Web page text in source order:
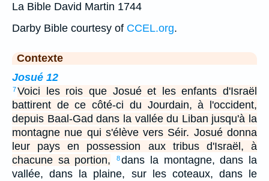
La Bible David Martin 1744
Darby Bible courtesy of CCEL.org.
Contexte
Josué 12
7Voici les rois que Josué et les enfants d'Israël
battirent de ce côté-ci du Jourdain, à l'occident,
depuis Baal-Gad dans la vallée du Liban jusqu'à la
montagne nue qui s'élève vers Séir. Josué donna
leur pays en possession aux tribus d'Israël, à
chacune sa portion,
8dans la montagne, dans la
vallée, dans la plaine, sur les coteaux, dans le